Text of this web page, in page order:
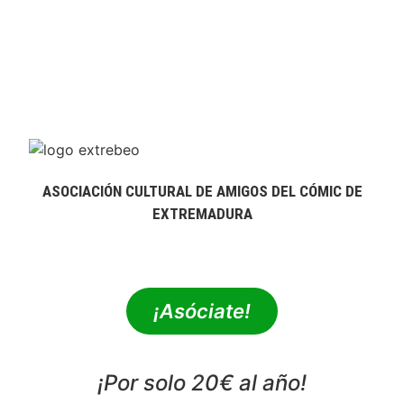
ASOCIACIÓN CULTURAL DE AMIGOS DEL CÓMIC DE
EXTREMADURA
¡Asóciate!
¡Por solo 20€ al año!